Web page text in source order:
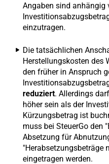
Angaben sind anhängig
einzutragen.
Die tatsächlichen
Herstellungskosten des
den früher in Anspruch
reduziert. Allerdings
höher sein als der
Kürzungsbetrag ist
muss bei SteuerGo den
Absetzung für
"Herabsetzungsbeträge
eingetragen werden.